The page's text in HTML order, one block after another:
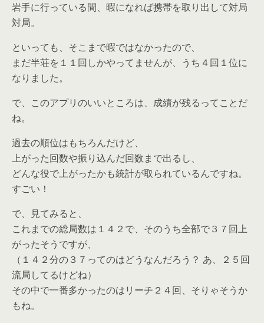
岩手に行っている間、暇になれば携帯を取り出して対局
対局。
といっても、そこまで暇ではなかったので、
まだ半荘を１１回しかやってませんが、うち４回１位に
なりました。
で、このアプリのいいところは、成績が残るってことだ
ね。
過去の順位はもちろんだけど、
上がった回数や振り込んだ回数まで出るし、
どんな役で上がったかも統計が取られているんですね。
すごい！
で、見てみると、
これまでの総局数は１４２で、そのうち全部で３７回上
がったそうですが、
（１４２分の３７ってのはどうなんだろう？ あ、２５回
流局してるけどね）
その中で一番多かったのはリーチ２４回、そりゃそうか
もね。